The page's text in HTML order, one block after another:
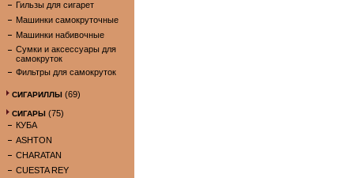
Гильзы для сигарет
Машинки самокруточные
Машинки набивочные
Сумки и аксессуары для
самокруток
Фильтры для самокруток
СИГАРИЛЛЫ (69)
СИГАРЫ (75)
КУБА
ASHTON
CHARATAN
CUESTA REY